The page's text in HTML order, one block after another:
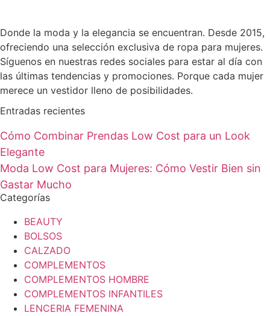
Donde la moda y la elegancia se encuentran. Desde 2015,
ofreciendo una selección exclusiva de ropa para mujeres.
Síguenos en nuestras redes sociales para estar al día con
las últimas tendencias y promociones. Porque cada mujer
merece un vestidor lleno de posibilidades.
Entradas recientes
Cómo Combinar Prendas Low Cost para un Look
Elegante
Moda Low Cost para Mujeres: Cómo Vestir Bien sin
Gastar Mucho
Categorías
BEAUTY
BOLSOS
CALZADO
COMPLEMENTOS
COMPLEMENTOS HOMBRE
COMPLEMENTOS INFANTILES
LENCERIA FEMENINA